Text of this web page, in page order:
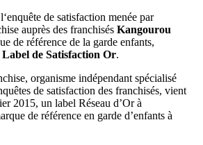
de satisfaction menée par
auprès des franchisés Kangourou
de référence de la garde enfants,
de Satisfaction Or.
organisme indépendant spécialisé
de satisfaction des franchisés, vient
2015, un label Réseau d’Or à
de référence en garde d’enfants à